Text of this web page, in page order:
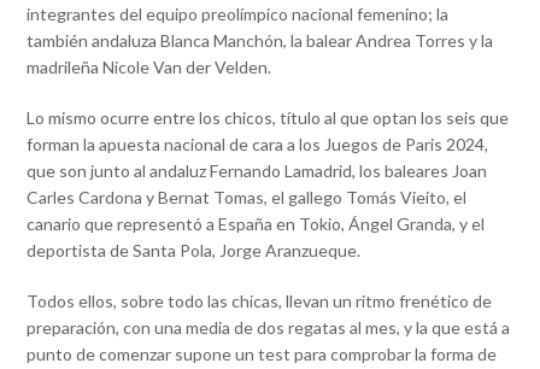
integrantes del equipo preolímpico nacional femenino; la
también andaluza Blanca Manchón, la balear Andrea Torres y la
madrileña Nicole Van der Velden.
Lo mismo ocurre entre los chicos, título al que optan los seis que
forman la apuesta nacional de cara a los Juegos de Paris 2024,
que son junto al andaluz Fernando Lamadrid, los baleares Joan
Carles Cardona y Bernat Tomas, el gallego Tomás Vieito, el
canario que representó a España en Tokio, Ángel Granda, y el
deportista de Santa Pola, Jorge Aranzueque.
Todos ellos, sobre todo las chicas, llevan un ritmo frenético de
preparación, con una media de dos regatas al mes, y la que está a
punto de comenzar supone un test para comprobar la forma de